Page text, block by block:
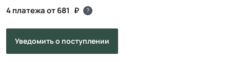
4 платежа от 681 ?
Уведомитьо поступлении